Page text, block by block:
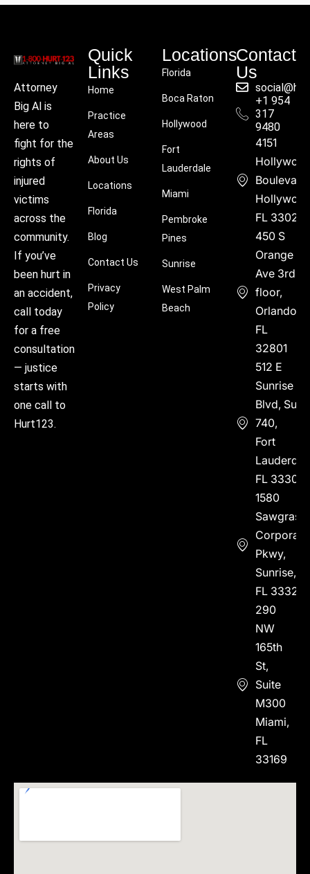
Attorney
Big Al is
here to
fight for the
rights of
injured
victims
across the
community.
If you’ve
been hurt in
an accident,
call today
for a free
consultation
— justice
starts with
one call to
Hurt123.
Quick
Links
Home
Practice
Areas
About Us
Locations
Florida
Blog
Contact Us
Privacy
Policy
Locations
Florida
Boca Raton
Hollywood
Fort
Lauderdale
Miami
Pembroke
Pines
Sunrise
West Palm
Beach
Contact
Us
+1 954
317
9480
4151
Boulevard,
FL 33021
450 S
Orange
Ave 3rd
floor,
Orlando,
FL
32801
512 E
Sunrise
Blvd, Suite
740,
Fort
FL 33304
1580
Sawgrass
Corporate
Pkwy,
Sunrise,
FL 33323
290
NW
165th
St,
Suite
M300
Miami,
FL
33169